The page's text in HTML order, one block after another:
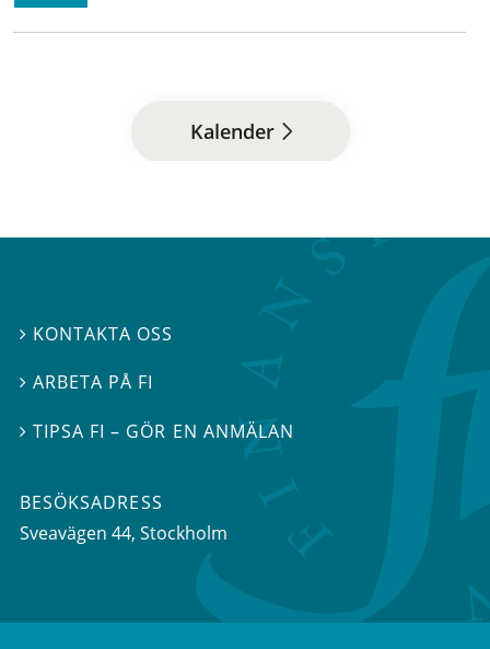
Kalender
 KONTAKTA OSS
ARBETA PÅ FI
TIPSA FI – GÖR EN ANMÄLAN
BESÖKSADRESS
Sveavägen 44, Stockholm